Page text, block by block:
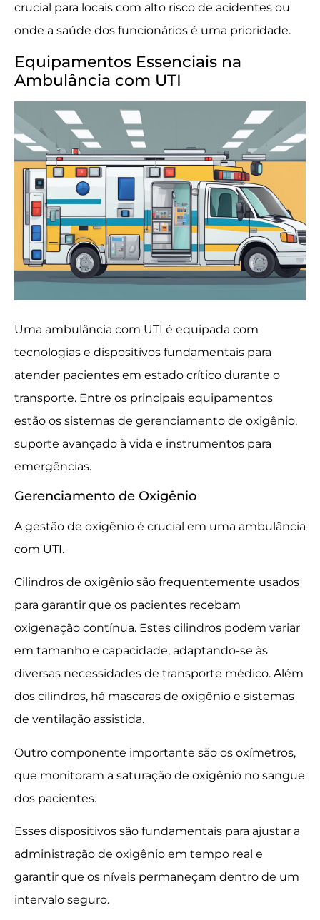
crucial para locais com alto risco de acidentes ou
onde a saúde dos funcionários é uma prioridade.
Equipamentos Essenciais na
Ambulância com UTI
Uma ambulância com UTI é equipada com
tecnologias e dispositivos fundamentais para
atender pacientes em estado crítico durante o
transporte. Entre os principais equipamentos
estão os sistemas de gerenciamento de oxigênio,
suporte avançado à vida e instrumentos para
emergências.
Gerenciamento de Oxigênio
A gestão de oxigênio é crucial em uma ambulância
com UTI.
Cilindros de oxigênio são frequentemente usados
para garantir que os pacientes recebam
oxigenação contínua. Estes cilindros podem variar
em tamanho e capacidade, adaptando-se às
diversas necessidades de transporte médico. Além
dos cilindros, há mascaras de oxigênio e sistemas
de ventilação assistida.
Outro componente importante são os oxímetros,
que monitoram a saturação de oxigênio no sangue
dos pacientes.
Esses dispositivos são fundamentais para ajustar a
administração de oxigênio em tempo real e
garantir que os níveis permaneçam dentro de um
intervalo seguro.